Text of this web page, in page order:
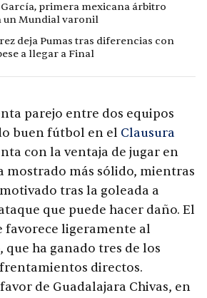
primera mexicana árbitro
un Mundial varonil
deja Pumas tras diferencias con
a llegar a Final
parejo entre dos equipos
buen fútbol en el Clausura
con la ventaja de jugar en
mostrado más sólido, mientras
tras la goleada a
que puede hacer daño. El
ligeramente al
ha ganado tres de los
directos.
de Guadalajara Chivas, en